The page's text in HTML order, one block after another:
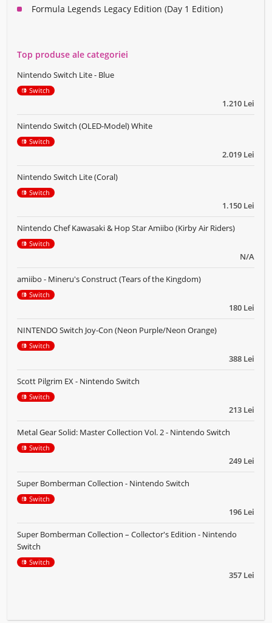
Formula Legends Legacy Edition (Day 1 Edition)
Top produse ale categoriei
1.210 Lei
Nintendo Switch Lite - Blue
Switch
2.019 Lei
Nintendo Switch (OLED-Model) White
Switch
1.150 Lei
Nintendo Switch Lite (Coral)
Switch
N/A
Nintendo Chef Kawasaki & Hop Star Amiibo (Kirby Air Riders)
Switch
180 Lei
amiibo - Mineru's Construct (Tears of the Kingdom)
Switch
388 Lei
NINTENDO Switch Joy-Con (Neon Purple/Neon Orange)
Switch
213 Lei
Scott Pilgrim EX - Nintendo Switch
Switch
249 Lei
Metal Gear Solid: Master Collection Vol. 2 - Nintendo Switch
Switch
196 Lei
Super Bomberman Collection - Nintendo Switch
Switch
357 Lei
Super Bomberman Collection – Collector's Edition - Nintendo
Switch
Switch